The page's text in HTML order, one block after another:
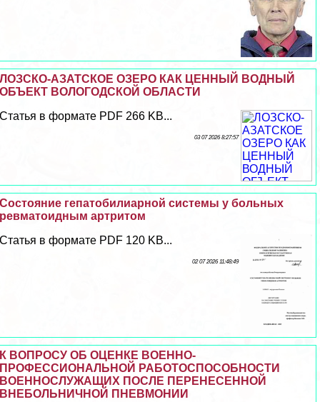
ЛОЗСКО-АЗАТСКОЕ ОЗЕРО КАК ЦЕННЫЙ ВОДНЫЙ
ОБЪЕКТ ВОЛОГОДСКОЙ ОБЛАСТИ
Статья в формате PDF 266 KB...
03 07 2026 8:27:57
Состояние гепатобилиарной системы у больных
ревматоидным артритом
Статья в формате PDF 120 KB...
02 07 2026 11:48:49
К ВОПРОСУ ОБ ОЦЕНКЕ ВОЕННО-
ПРОФЕССИОНАЛЬНОЙ РАБОТОСПОСОБНОСТИ
ВОЕННОСЛУЖАЩИХ ПОСЛЕ ПЕРЕНЕСЕННОЙ
ВНЕБОЛЬНИЧНОЙ ПНЕВМОНИИ